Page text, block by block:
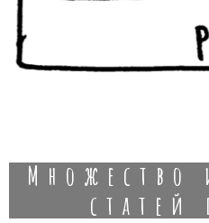
Множество
статей